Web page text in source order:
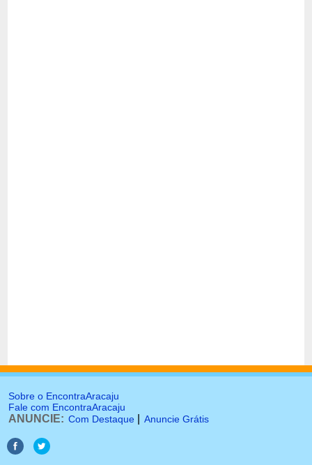
Sobre o EncontraAracaju
Fale com EncontraAracaju
ANUNCIE: Com Destaque Anuncie Grátis